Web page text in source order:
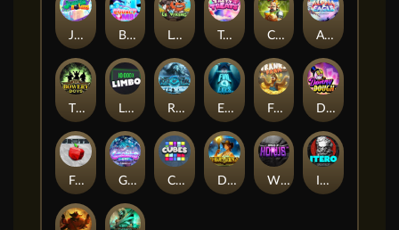
Joker Bombs BOUNCY BOMBS Le Viking Tasty Treats Cash Quest Alpha Eagle
The Bowery Boys Limbo Rise of Ymir Evil Eyes Frank's Farm DONNY DOUGH
Frutz Gronk's Gems Cubes Dawn of Kings Wings of Horus ITERO